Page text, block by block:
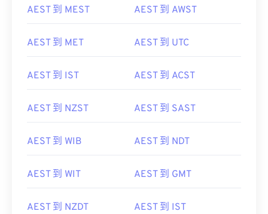
AEST 到 MEST AEST 到 AWST
AEST 到 MET AEST 到 UTC
AEST 到 IST AEST 到 ACST
AEST 到 NZST AEST 到 SAST
AEST 到 WIB AEST 到 NDT
AEST 到 WIT AEST 到 GMT
AEST 到 NZDT AEST 到 IST